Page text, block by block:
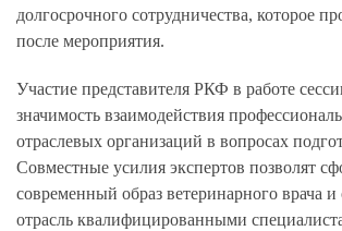
долгосрочного сотрудничества, которое
после мероприятия.
Участие представителя РКФ в работе
значимость взаимодействия
отраслевых организаций в вопросах
Совместные усилия экспертов позволят
современный образ ветеринарного врача и
отрасль квалифицированными